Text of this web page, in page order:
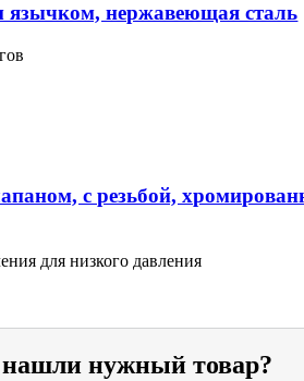
язычком, нержавеющая сталь
с резьбой,
для низкого давления
нужный товар?